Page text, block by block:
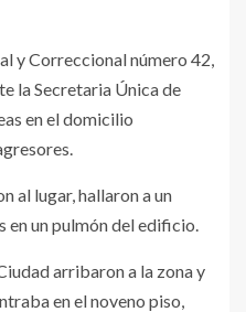
y Correccional número 42,
la Secretaria Única de
en el domicilio
al lugar, hallaron a un
en un pulmón del edificio.
arribaron a la zona y
en el noveno piso,